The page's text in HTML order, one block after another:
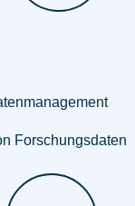
Forschungsdaten